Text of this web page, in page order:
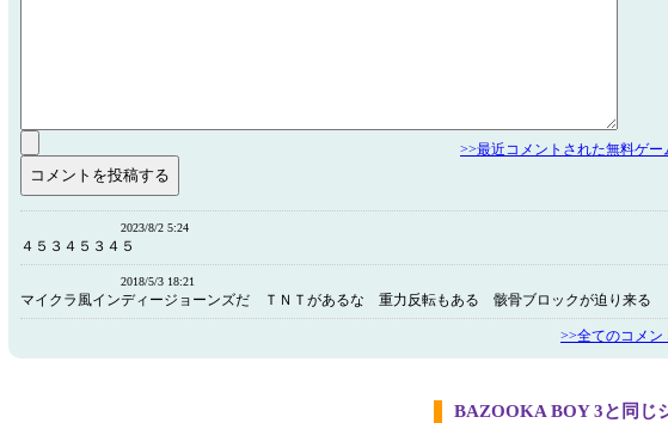
>>最近コメントされた無料ゲー
2023/8/2 5:24
４５３４５３４５
2018/5/3 18:21
マイクラ風インディージョーンズだ ＴＮＴがあるな 重力反転もある 骸骨ブロックが迫り来る
>>全てのコメン
BAZOOKA BOY 3と同じ